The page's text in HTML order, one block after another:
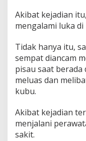
Akibat kejadian
mengalami luka
Tidak hanya itu,
sempat diancam
pisau saat berada
meluas dan
kubu.
Akibat kejadian
menjalani
sakit.